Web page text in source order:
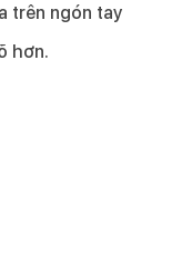
trên ngón tay
hơn.​